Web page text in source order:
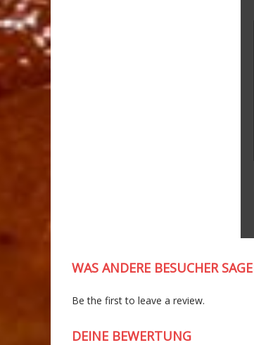
WAS ANDERE BESUCHER
Be the first to leave a review.
DEINE BEWERTUNG